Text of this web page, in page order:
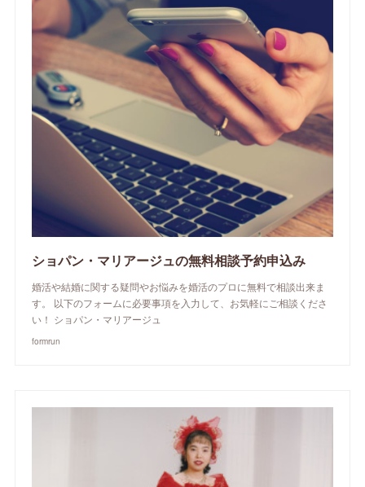
ショパン・マリアージュの無料相談予約申込み
婚活や結婚に関する疑問やお悩みを婚活のプロに無料で相談出来ま
す。 以下のフォームに必要事項を入力して、お気軽にご相談くださ
い！ ショパン・マリアージュ
formrun